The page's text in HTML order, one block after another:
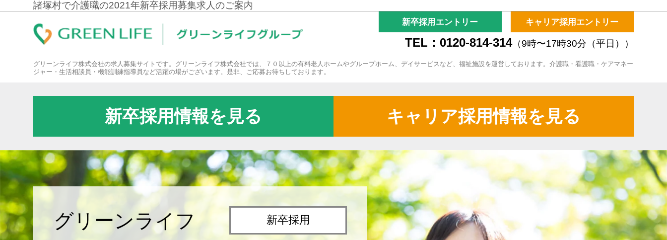
諸塚村で介護職の2021年新卒採用募集求人のご案内
新卒採用エントリー キャリア採用エントリー
TEL：0120-814-314（9時〜17時30分（平日））
グリーンライフ株式会社の求人募集サイトです。グリーンライフ株式会社では、７０以上の有料老人ホームやグループホーム、デイサービスなど、福祉施設を運営しております。介護職・看護職・ケアマネー
ジャー・生活相談員・機能訓練指導員など活躍の場がございます。是非、ご応募お待ちしております。
新卒採用情報を見る キャリア採用情報を見る
グリーンライフ 新卒採用